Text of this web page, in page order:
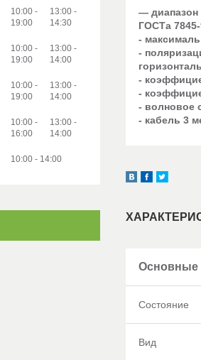
— диапазон
ГОСТа
-
-
-
-
- волновое
- кабель 3
Основные
Состояние
Вид
10:00
19:00
13:00
14:30
10:00
19:00
13:00
14:00
10:00
19:00
13:00
14:00
10:00
16:00
13:00
14:00
10:00 14:00